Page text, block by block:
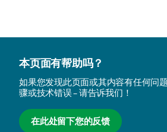
本页面有帮助吗？
如果您发现此页面或其内容有任何问
骤或技术错误 – 请告诉我们！
在此处留下您的反馈